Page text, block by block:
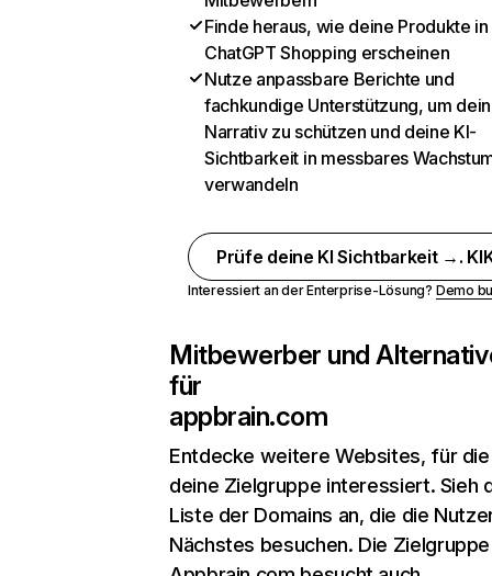
Finde heraus, wie deine Produkte in
ChatGPT Shopping erscheinen
Nutze anpassbare Berichte und
fachkundige Unterstützung, um dein
Narrativ zu schützen und deine KI-
Sichtbarkeit in messbares
verwandeln
Prüfe deine KI Sichtbarkeit →.
Interessiert an der Enterprise-Lösung? Demo
Mitbewerber und
für
appbrain.com
Entdecke weitere Websites, für
deine Zielgruppe interessiert. Sieh
Liste der Domains an, die die
Nächstes besuchen. Die